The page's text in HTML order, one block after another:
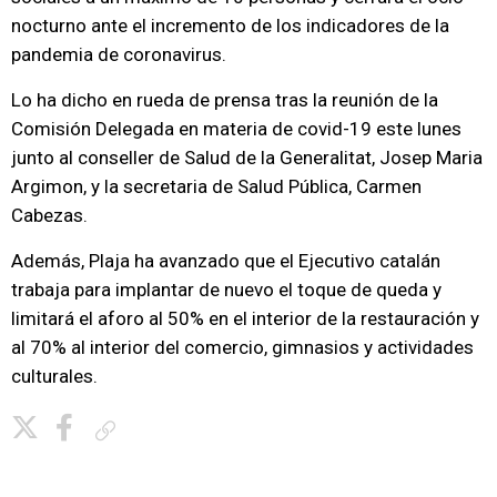
nocturno ante el incremento de los indicadores de la
pandemia de coronavirus.
Lo ha dicho en rueda de prensa tras la reunión de la
Comisión Delegada en materia de covid-19 este lunes
junto al conseller de Salud de la Generalitat, Josep Maria
Argimon, y la secretaria de Salud Pública, Carmen
Cabezas.
Además, Plaja ha avanzado que el Ejecutivo catalán
trabaja para implantar de nuevo el toque de queda y
limitará el aforo al 50% en el interior de la restauración y
al 70% al interior del comercio, gimnasios y actividades
culturales.